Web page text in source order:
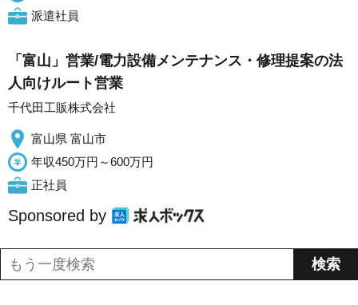
派遣社員
「富山」営業/電力設備メンテナンス・修理提案の法
人向けルート営業
千代田工販株式会社
富山県 富山市
年収450万円～600万円
正社員
Sponsored by